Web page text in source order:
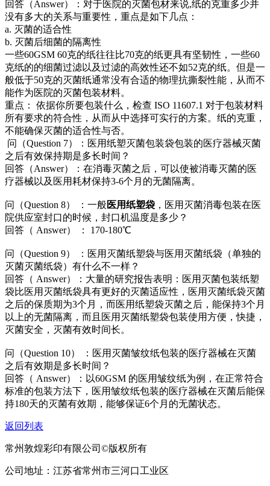
回答（Answer）：对于医院的灭菌包材来说,纸的克重多少并
没有多大的关系与重要性，重点是如下几点：
a. 灭菌的适合性
b. 灭菌后细菌的隔离性
一些60GSM 60克的纸往往比70克的纸更具有坚韧性，一些60
克纸的的细菌过滤以及过滤的高效性还不如52克的纸。但是一
般低于50克的灭菌纸通常没有合适的物理抗撕裂性能，从而不
能作为医院的灭菌包装材料。
重点： 依据你所要包装什么，检查 ISO 11607.1 对于包装材料
所有要求的符合性，从而从中选择可实行的方案。纸的克重，
不能确保灭菌的适合性与否。
问（Question 7）：医用纸塑灭菌包装袋包装的医疗器械灭菌
之后有效保持期是多长时间？
回答（Answer）：在消毒灭菌之后，可以使被消毒灭菌的医
疗器械以及医用耗材保持3-6个月的无菌隔离。
问（Question 8） ：一般医用纸塑袋 ，医用灭菌消毒包装在医
院供应室封口的时候，封口机温度是多少？
回答（ Answer） ： 170-180℃
问（Question 9） ：医用灭菌纸塑袋与医用灭菌纸袋（单独的
灭菌灭菌纸袋）有什么不一样？
回答（ Answer）：大量的研究报告表明：医用灭菌包装纸塑
袋比医用灭菌纸袋具有更好的灭菌适应性，医用灭菌纸袋灭菌
之后的保质期为3个月，而医用纸塑袋灭菌之后，能保持3个月
以上的无菌隔离，而且医用灭菌纸塑袋包装使用方便，快捷，
灭菌安全，灭菌有效时间长。
问（Question 10） ：医用灭菌皱纹纸包装的医疗器械在灭菌
之后有效期是多长时间？
回答（ Answer）：以60GSM 的医用皱纹纸为例，在正常符合
标准的包装方法下，医用皱纹纸包装的医疗器械在灭菌后能保
持180天的灭菌有效期，能够保证6个月的无菌状态。
返回列表
常州敦煌彩印有限公司©版权所有
公司地址：江苏省常州市三河口工业区